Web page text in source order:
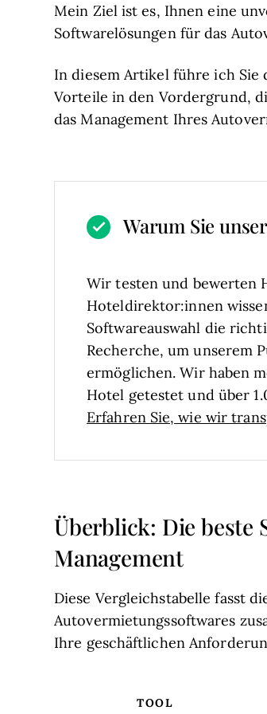
Mein Ziel ist es, Ihnen eine
Softwarelösungen für das
In diesem Artikel führe ich
Vorteile in den Vordergrund,
das Management Ihres
Warum Sie
Wir testen und bewerten
Hoteldirektor:innen
Softwareauswahl die
Recherche, um unserem
ermöglichen. Wir haben
Hotel getestet und über
Erfahren Sie, wie wir
Überblick: Die beste
Management
Diese Vergleichstabelle fasst
Autovermietungssoftwares
Ihre geschäftlichen
TOOL